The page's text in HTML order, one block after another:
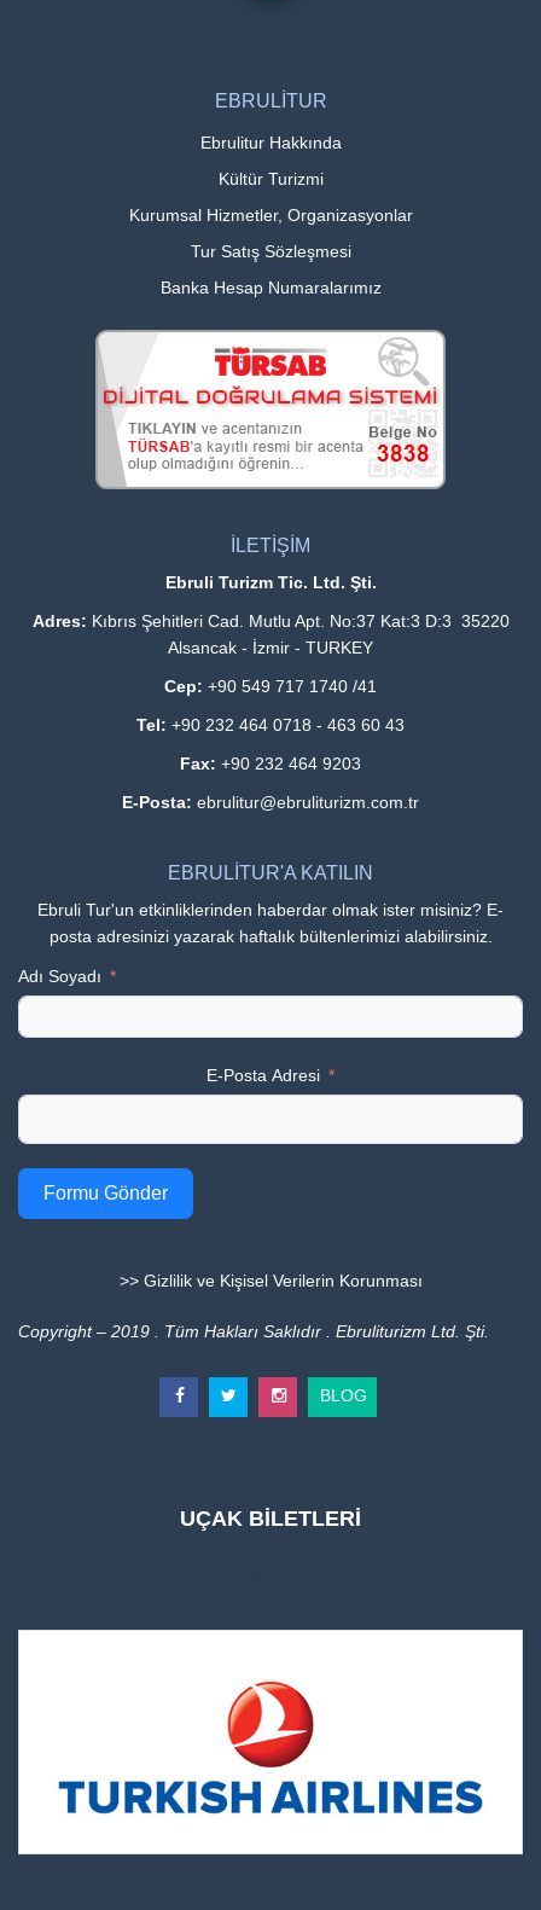
EBRULİTUR
Ebrulitur Hakkında
Kültür Turizmi
Kurumsal Hizmetler, Organizasyonlar
Tur Satış Sözleşmesi
Banka Hesap Numaralarımız
İLETİŞİM
Ebruli Turizm Tic. Ltd. Şti.
Adres: Kıbrıs Şehitleri Cad. Mutlu Apt. No:37 Kat:3 D:3 35220
Alsancak - İzmir - TURKEY
Cep: +90 549 717 1740 /41
Tel: +90 232 464 0718 - 463 60 43
Fax: +90 232 464 9203
E-Posta: ebrulitur@ebruliturizm.com.tr
EBRULİTUR'A KATILIN
Ebruli Tur'un etkinliklerinden haberdar olmak ister misiniz? E-
posta adresinizi yazarak haftalık bültenlerimizi alabilirsiniz.
Adı Soyadı
E-Posta Adresi
Formu Gönder
>> Gizlilik ve Kişisel Verilerin Korunması
Copyright – 2019 . Tüm Hakları Saklıdır . Ebruliturizm Ltd. Şti.
BLOG
UÇAK BİLETLERİ